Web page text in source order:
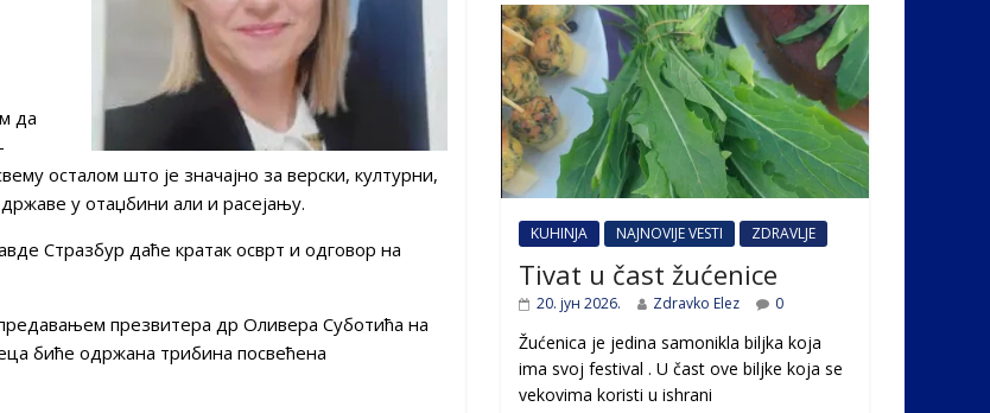
да
осталом што је значајно за верски, културни,
у отаџбини али и расејању.
Стразбур даће кратак осврт и одговор на
презвитера др Оливера Суботића на
биће одржана трибина посвећена
KUHINJA NAJNOVIJE VESTI ZDRAVLJE
Tivat u čast žućenice
20. јун 2026. Zdravko Elez 0
Žućenica je jedina samonikla biljka koja
ima svoj festival . U čast ovе biljke koja se
vekovima koristi u ishrani